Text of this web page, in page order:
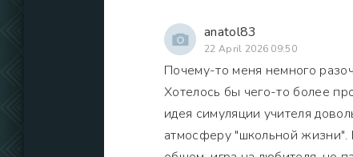
anatol83
22 April 2026 09:50
Почему-то меня немного
Хотелось бы чего-то более
идея симуляции учителя
атмосферу "школьной жизни".